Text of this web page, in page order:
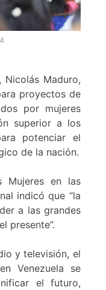
Nicolás Maduro,
proyectos de
por mujeres
superior a los
potenciar el
de la nación.
Mujeres en las
indicó que “la
a las grandes
presente”.
y televisión, el
Venezuela se
el futuro,